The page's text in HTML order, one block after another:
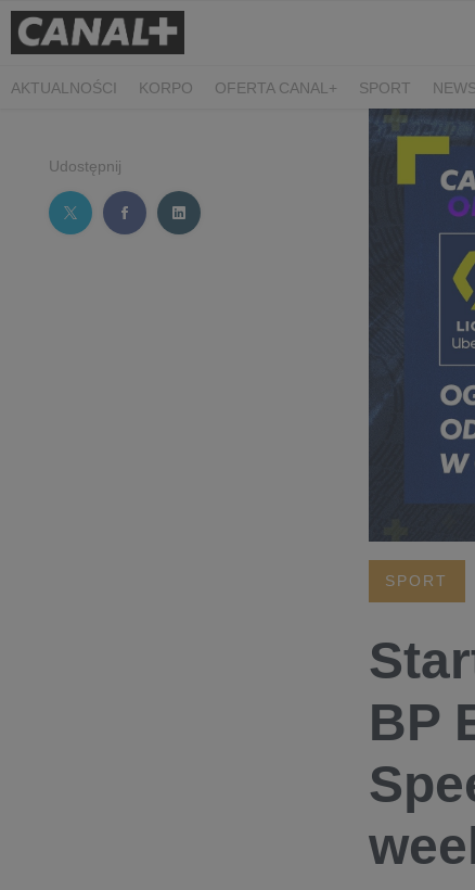
AKTUALNOŚCI KORPO OFERTA CANAL+ SPORT
ALGORYTM
PLANETA SINGLI. OSIEM HISTORII
Udostępnij
SPORT
BP